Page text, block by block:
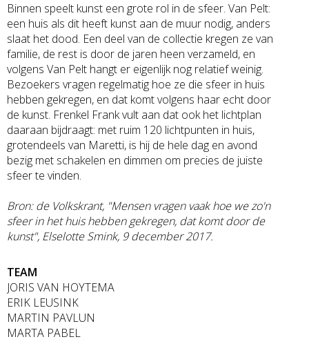
Binnen speelt kunst een grote rol in de sfeer. Van Pelt:
een huis als dit heeft kunst aan de muur nodig, anders
slaat het dood. Een deel van de collectie kregen ze van
familie, de rest is door de jaren heen verzameld, en
volgens Van Pelt hangt er eigenlijk nog relatief weinig.
Bezoekers vragen regelmatig hoe ze die sfeer in huis
hebben gekregen, en dat komt volgens haar echt door
de kunst. Frenkel Frank vult aan dat ook het lichtplan
daaraan bijdraagt: met ruim 120 lichtpunten in huis,
grotendeels van Maretti, is hij de hele dag en avond
bezig met schakelen en dimmen om precies de juiste
sfeer te vinden.
Bron: de Volkskrant, "Mensen vragen vaak hoe we zo'n
sfeer in het huis hebben gekregen, dat komt door de
kunst", Elselotte Smink, 9 december 2017.
TEAM
JORIS VAN HOYTEMA
ERIK LEUSINK
MARTIN PAVLUN
MARTA PABEL